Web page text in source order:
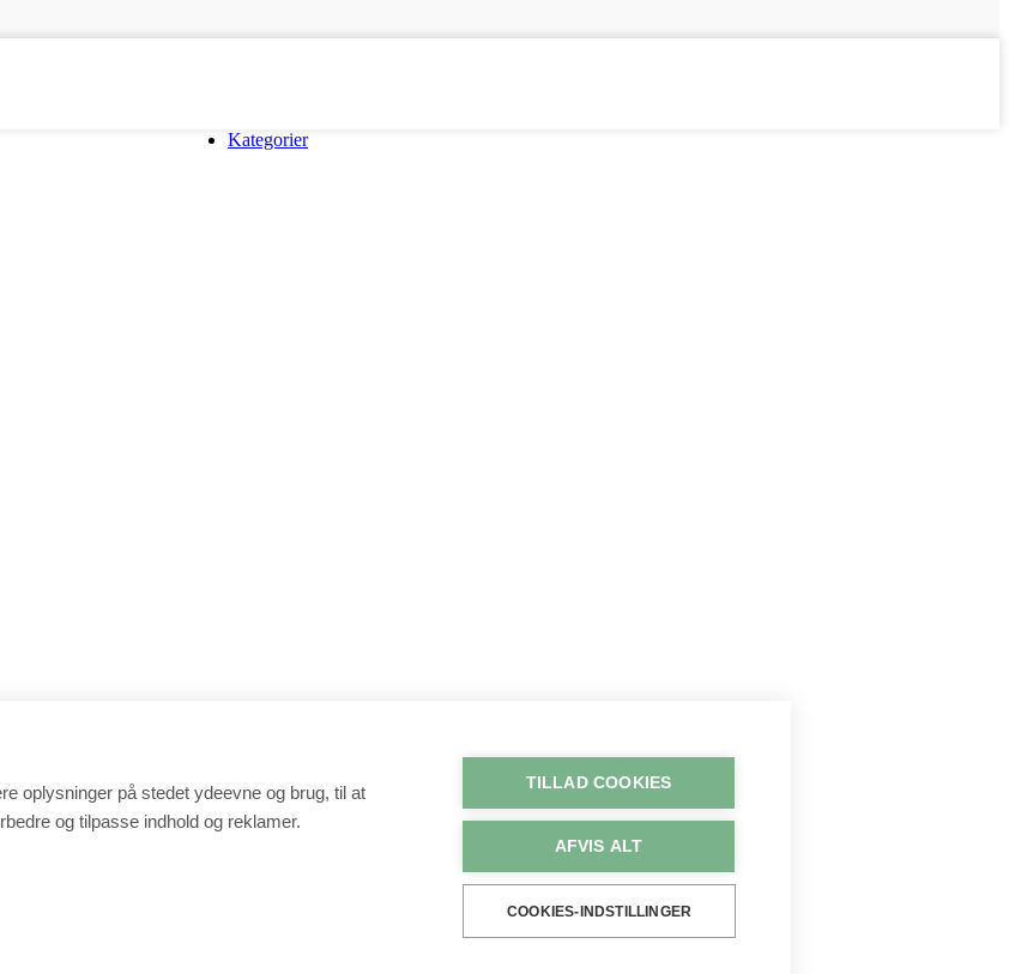
Kategorier
oplysninger på stedet ydeevne og brug, til at
og tilpasse indhold og reklamer.
TILLAD COOKIES
AFVIS ALT
COOKIES-INDSTILLINGER